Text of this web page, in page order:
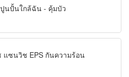
นปั้นใกล้ฉัน - คุ้มบัว
แซนวิช EPS กันความร้อน